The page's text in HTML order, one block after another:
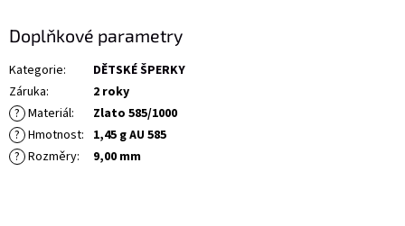
Doplňkové parametry
Kategorie:
DĚTSKÉ ŠPERKY
Záruka:
2 roky
? Materiál:
Zlato 585/1000
? Hmotnost: 1,45 g AU 585
? Rozměry: 9,00 mm